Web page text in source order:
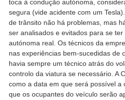
toca à condução autónoma,
segura (vide acidente com um
de trânsito não há problemas, mas
ser analisados e evitados para se
autónoma real. Os técnicos da
nas experiências bem-sucedidas de
havia sempre um técnico atrás do
controlo da viatura se necessário. A
como a data em que será possível a
que os ocupantes do veículo serão